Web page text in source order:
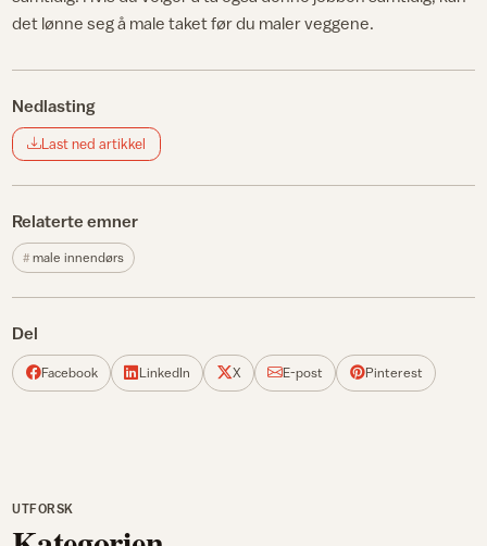
det lønne seg å male taket før du maler veggene.
Nedlasting
Last ned artikkel
Relaterte emner
male innendørs
Del
Facebook LinkedIn X E-post Pinterest
UTFORSK